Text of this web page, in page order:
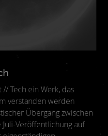
Tech ein Werk, das
verstanden werden
Übergang zwischen
Veröffentlichung auf